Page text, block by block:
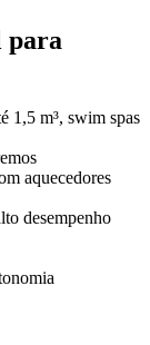
para
1,5 m³, swim spas
aquecedores
desempenho